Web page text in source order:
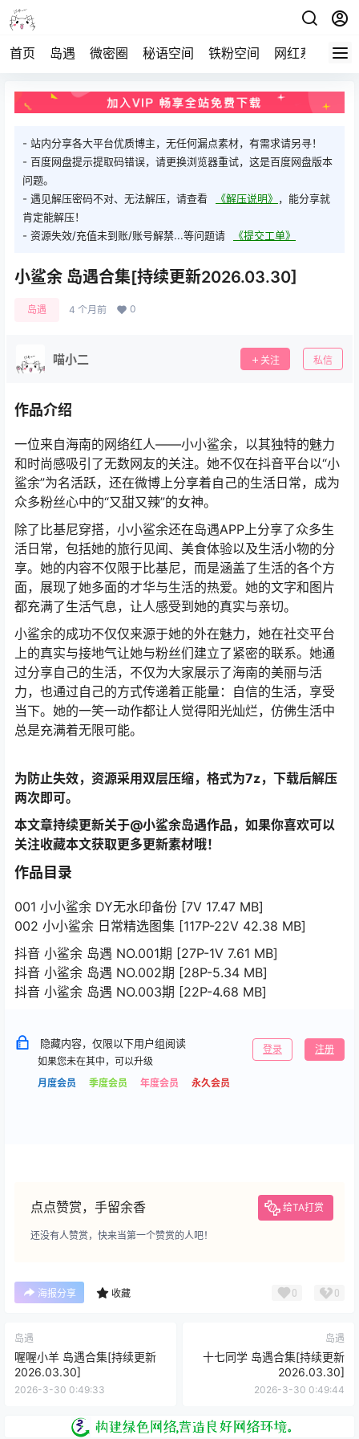
首页 岛遇 微密圈 秘语空间 铁粉空间 网红系列 打
- 站内分享各大平台优质博主，无任何漏点素材，有需求请另寻！
- 百度网盘提示提取码错误，请更换浏览器重试，这是百度网盘版本
问题。
- 遇见解压密码不对、无法解压，请查看
《解压说明》 ，能分享就
肯定能解压！
- 资源失效/充值未到账/账号解禁...等问题请
《提交工单》
小鲨余 岛遇合集[持续更新2026.03.30]
岛遇 4 个月前 0
喵小二 关注 私信
作品介绍
一位来自海南的网络红人——小小鲨余，以其独特的魅力
和时尚感吸引了无数网友的关注。她不仅在抖音平台以“小
鲨余”为名活跃，还在微博上分享着自己的生活日常，成为
众多粉丝心中的“又甜又辣”的女神。
除了比基尼穿搭，小小鲨余还在岛遇APP上分享了众多生
活日常，包括她的旅行见闻、美食体验以及生活小物的分
享。她的内容不仅限于比基尼，而是涵盖了生活的各个方
面，展现了她多面的才华与生活的热爱。她的文字和图片
都充满了生活气息，让人感受到她的真实与亲切。
小鲨余的成功不仅仅来源于她的外在魅力，她在社交平台
上的真实与接地气让她与粉丝们建立了紧密的联系。她通
过分享自己的生活，不仅为大家展示了海南的美丽与活
力，也通过自己的方式传递着正能量：自信的生活，享受
当下。她的一笑一动作都让人觉得阳光灿烂，仿佛生活中
总是充满着无限可能。
为防止失效，资源采用双层压缩，格式为7z，下载后解压
两次即可。
本文章持续更新关于@小鲨余岛遇作品，如果你喜欢可以
关注收藏本文获取更多更新素材哦！
作品目录
001 小小鲨余 DY无水印备份 [7V 17.47 MB]
002 小小鲨余 日常精选图集 [117P-22V 42.38 MB]
抖音 小鲨余 岛遇 NO.001期 [27P-1V 7.61 MB]
抖音 小鲨余 岛遇 NO.002期 [28P-5.34 MB]
抖音 小鲨余 岛遇 NO.003期 [22P-4.68 MB]
隐藏内容，仅限以下用户组阅读
如果您未在其中，可以升级
月度会员
季度会员 年度会员 永久会员
登录 注册
点点赞赏，手留余香 给TA打赏
还没有人赞赏，快来当第一个赞赏的人吧！
海报分享 收藏 0 0
岛遇
喔喔小羊 岛遇合集[持续更新
2026.03.30]
2026-3-30 0:49:33
岛遇
十七同学 岛遇合集[持续更新
2026.03.30]
2026-3-30 0:49:44